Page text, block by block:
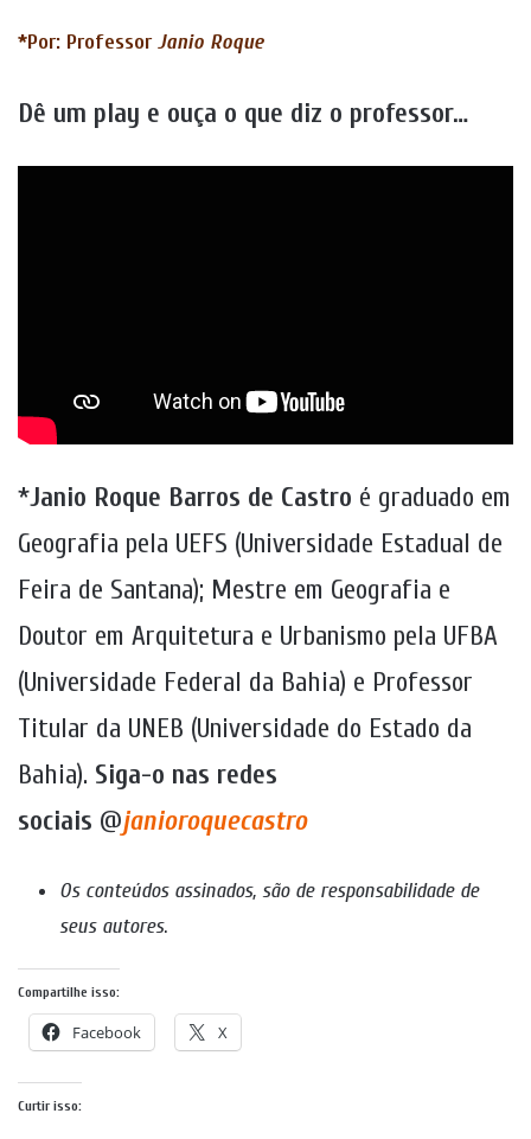
*Por: ProfessorJanio Roque
Dê um play e ouça o que diz o professor…
*Janio Roque Barros de Castro é graduado em
Geografia pela UEFS (Universidade Estadual de
Feira de Santana); Mestre em Geografia e
Doutor em Arquitetura e Urbanismo pela UFBA
(Universidade Federal da Bahia) e Professor
Titular da UNEB (Universidade do Estado da
Bahia). Siga-o nas redes
sociais @janioroquecastro
Os conteúdos assinados, são de responsabilidade de
seus autores.
Compartilhe isso:
Facebook X
Curtir isso: